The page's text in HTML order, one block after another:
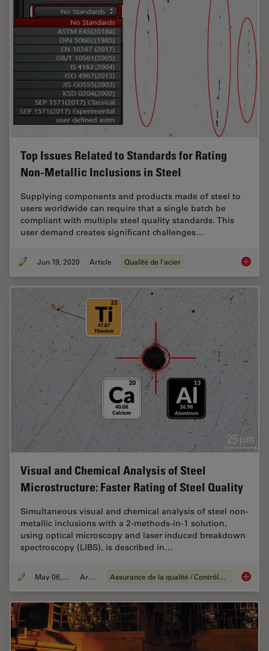
Top Issues Related to Standards for Rating
Non-Metallic Inclusions in Steel
Supplying components and products made of steel to
users worldwide can require that a single batch be
compliant with multiple steel quality standards. This
user demand creates significant challenges…
Jun 19, 2020 Article Qualité de l'acier Top
Visual and Chemical Analysis of Steel
Microstructure: Faster Rating of Steel Quality
Simultaneous visual and chemical analysis of steel non-
metallic inclusions with a 2-methods-in-1 solution,
using optical microscopy and laser induced breakdown
spectroscopy (LIBS), is described in…
May 06, 2020 Article Assurance de la qualité / Contrôle de la qualité Visual